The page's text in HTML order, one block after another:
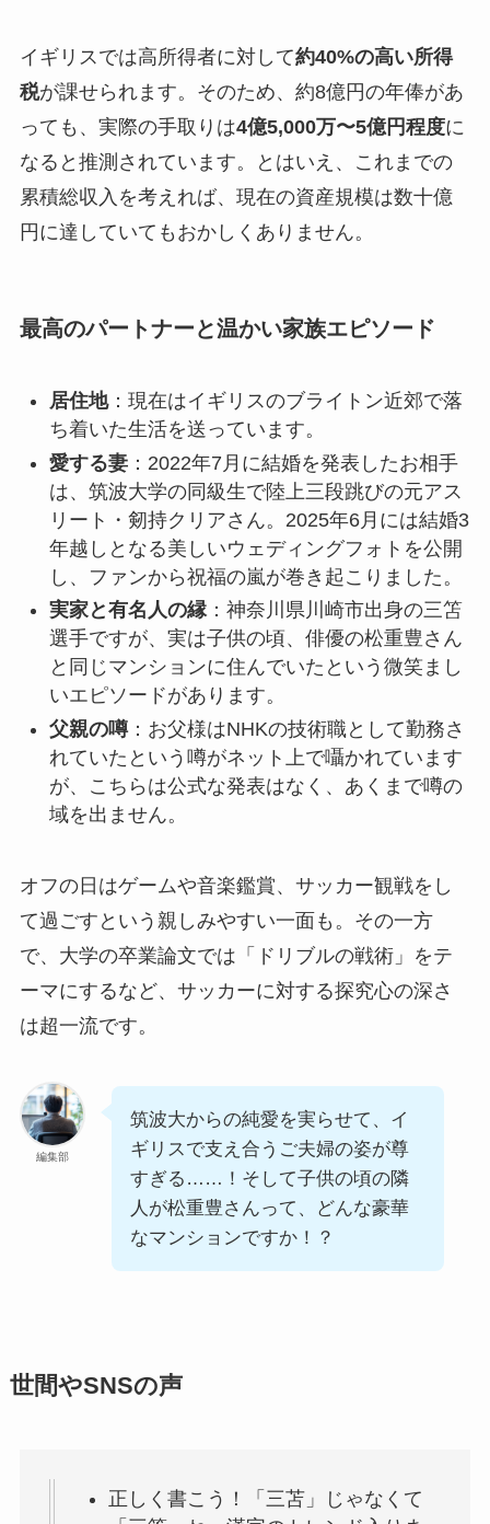
イギリスでは高所得者に対して約40%の高い所得
税が課せられます。そのため、約8億円の年俸があ
っても、実際の手取りは4億5,000万〜5億円程度に
なると推測されています。とはいえ、これまでの
累積総収入を考えれば、現在の資産規模は数十億
円に達していてもおかしくありません。
最高のパートナーと温かい家族エピソード
居住地：現在はイギリスのブライトン近郊で落
ち着いた生活を送っています。
愛する妻：2022年7月に結婚を発表したお相手
は、筑波大学の同級生で陸上三段跳びの元アス
リート・剱持クリアさん。2025年6月には結婚3
年越しとなる美しいウェディングフォトを公開
し、ファンから祝福の嵐が巻き起こりました。
実家と有名人の縁：神奈川県川崎市出身の三笘
選手ですが、実は子供の頃、俳優の松重豊さん
と同じマンションに住んでいたという微笑まし
いエピソードがあります。
父親の噂：お父様はNHKの技術職として勤務さ
れていたという噂がネット上で囁かれています
が、こちらは公式な発表はなく、あくまで噂の
域を出ません。
オフの日はゲームや音楽鑑賞、サッカー観戦をし
て過ごすという親しみやすい一面も。その一方
で、大学の卒業論文では「ドリブルの戦術」をテ
ーマにするなど、サッカーに対する探究心の深さ
は超一流です。
編集部
筑波大からの純愛を実らせて、イ
ギリスで支え合うご夫婦の姿が尊
すぎる……！そして子供の頃の隣
人が松重豊さんって、どんな豪華
なマンションですか！？
世間やSNSの声
正しく書こう！「三苫」じゃなくて